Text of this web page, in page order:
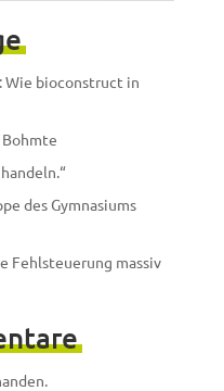
Wie bioconstruct in
Bohmte
des Gymnasiums
Fehlsteuerung massiv